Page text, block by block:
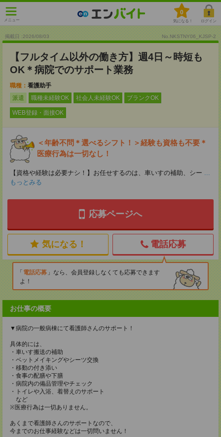
メニュー
0
気になる！ ログイン
掲載日 :2026/08/03 No.NKSTNY06_KJSP-2
【フルタイム以外の働き方】週4日～時短も
OK＊病院でのサポート業務
職種： 看護助手
派遣
職種未経験OK 社会人未経験OK ブランクOK
WEB登録・面接OK
＜年齢不問＊選べるシフト！＞経験も資格も不要＊
医療行為は一切なし！
【資格や経験は必要ナシ！】お任せするのは、車いすの補助、シー ...
もっとみる
応募ページへ
気になる！ 電話応募
電話応募
なら、会員登録しなくても応募できます
よ！
お仕事の概要
▼病院の一般病棟にて看護師さんのサポート！
具体的には、
・車いす搬送の補助
・ベットメイキングやシーツ交換
・移動の付き添い
・食事の配膳や下膳
・病院内の備品管理やチェック
・トイレや入浴、着替えのサポート
など
※医療行為は一切ありません。
あくまで看護師さんのサポートなので、
今までのお仕事経験などは一切問いません！